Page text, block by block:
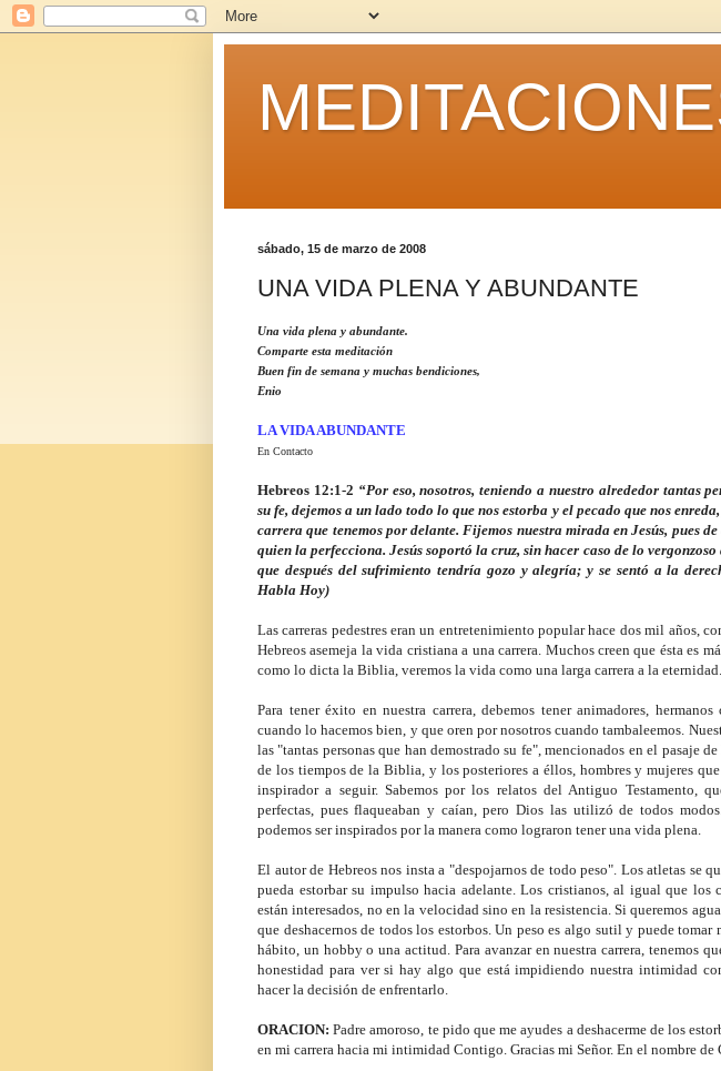
sábado, 15 de marzo de 2008
UNA VIDA PLENA Y ABUNDANTE
Una vida plena y abundante.
Comparte esta meditación
Buen fin de semana y muchas bendiciones,
Enio
LA VIDA ABUNDANTE
En Contacto
Hebreos 12:1-2 “Por eso, nosotros, teniendo a nuestro alrededor tantas
su fe, dejemos a un lado todo lo que nos estorba y el pecado que nos
carrera que tenemos por delante. Fijemos nuestra mirada en Jesús, pues
quien la perfecciona. Jesús soportó la cruz, sin hacer caso de lo vergonzoso
que después del sufrimiento tendría gozo y alegría; y se sentó a la
Habla Hoy)
Las carreras pedestres eran un entretenimiento popular hace dos mil años,
Hebreos asemeja la vida cristiana a una carrera. Muchos creen que ésta es
como lo dicta la Biblia, veremos la vida como una larga carrera a la eternidad.
Para tener éxito en nuestra carrera, debemos tener animadores,
cuando lo hacemos bien, y que oren por nosotros cuando tambaleemos.
las "tantas personas que han demostrado su fe", mencionados en el pasaje
de los tiempos de la Biblia, y los posteriores a éllos, hombres y mujeres
inspirador a seguir. Sabemos por los relatos del Antiguo Testamento,
perfectas, pues flaqueaban y caían, pero Dios las utilizó de todos
podemos ser inspirados por la manera como lograron tener una vida plena.
El autor de Hebreos nos insta a "despojarnos de todo peso". Los atletas se
pueda estorbar su impulso hacia adelante. Los cristianos, al igual que los
están interesados, no en la velocidad sino en la resistencia. Si queremos
que deshacernos de todos los estorbos. Un peso es algo sutil y puede tomar
hábito, un hobby o una actitud. Para avanzar en nuestra carrera, tenemos
honestidad para ver si hay algo que está impidiendo nuestra intimidad
hacer la decisión de enfrentarlo.
ORACION: Padre amoroso, te pido que me ayudes a deshacerme de los
en mi carrera hacia mi intimidad Contigo. Gracias mi Señor. En el nombre de